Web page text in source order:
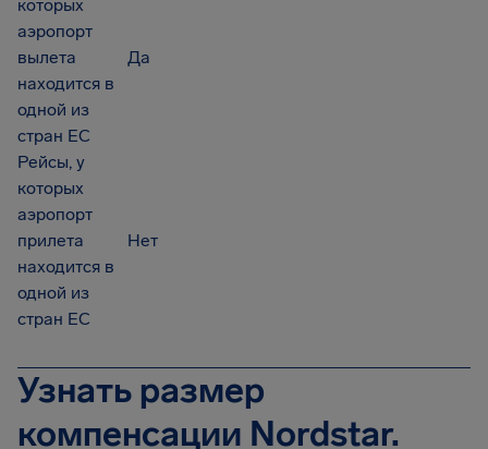
которых
аэропорт
вылета
находится в
одной из
стран ЕС
Да
Рейсы, у
которых
аэропорт
прилета
находится в
одной из
стран ЕС
Нет
Узнать размер
компенсации Nordstar.